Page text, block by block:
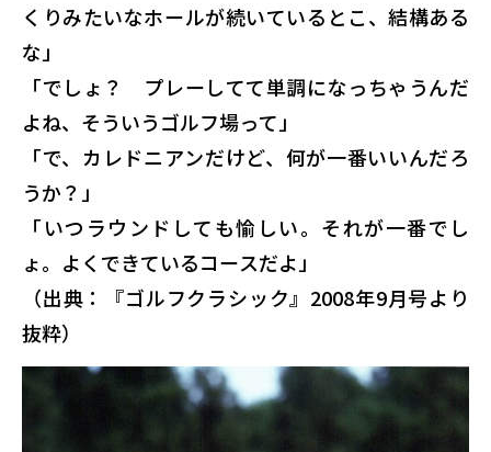
くりみたいなホールが続いているとこ、結構ある
な」
「でしょ？ プレーしてて単調になっちゃうんだ
よね、そういうゴルフ場って」
「で、カレドニアンだけど、何が一番いいんだろ
うか？」
「いつラウンドしても愉しい。それが一番でし
ょ。よくできているコースだよ」
（出典：『ゴルフクラシック』2008年9月号より
抜粋）